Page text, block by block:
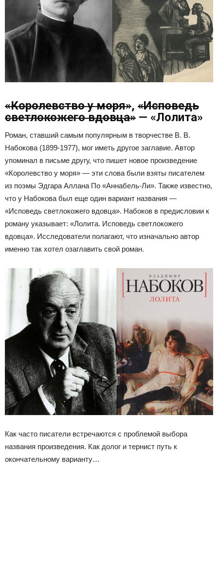
«Королевство у моря», «Исповедь
светлокожего вдовца» — «Лолита»
Роман, ставший самым популярным в творчестве В. В.
Набокова (1899-1977), мог иметь другое заглавие. Автор
упоминал в письме другу, что пишет новое произведение
«Королевство у моря» — эти слова были взяты писателем
из поэмы Эдгара Аллана По «Аннабель-Ли». Также известно,
что у Набокова был еще один вариант названия —
«Исповедь светлокожего вдовца». Набоков в предисловии к
роману указывает: «Лолита. Исповедь светлокожего
вдовца». Исследователи полагают, что изначально автор
именно так хотел озаглавить свой роман.
Как часто писатели встречаются с проблемой выбора
названия произведения. Как долог и тернист путь к
окончательному варианту…